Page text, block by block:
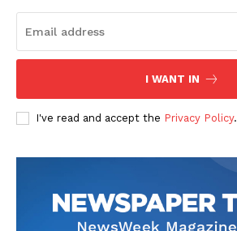
SUBSCRIBE NOW
Company
I WANT IN
I've read and accept the Privacy Policy.